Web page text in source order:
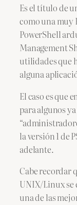
Es el título de
como una muy
PowerShell
Management
utilidades que
alguna
El caso es que
para algunos
la versión 1 de
adelante.
Cabe recordar
UNIX/Linux se
una de las